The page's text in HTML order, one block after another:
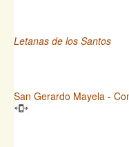
Letanas de los Santos
San Gerardo Mayela -